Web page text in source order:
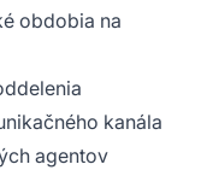
obdobia na
kanála
agentov